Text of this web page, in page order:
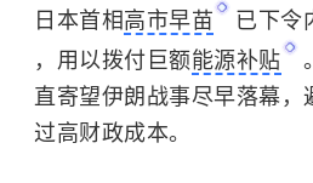
日本首相高市早苗 已下令
，用以拨付巨额能源补贴
直寄望伊朗战事尽早落幕，
过高财政成本。